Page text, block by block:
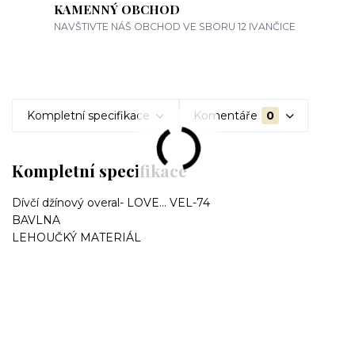
KAMENNÝ OBCHOD
NAVŠTIVTE NÁŠ OBCHOD VE SBORU 12 IVANČICE
Kompletní specifikace Komentáře 0
Kompletní specifikace
Dívčí džínový overal- LOVE... VEL-74
BAVLNA
LEHOUČKÝ MATERIÁL